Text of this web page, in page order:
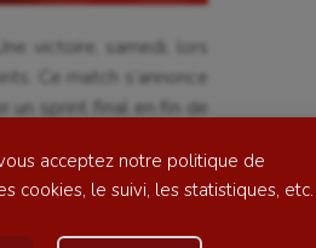
acceptez notre politique de
cookies, le suivi, les statistiques, etc.
Moto
Natation artistique
victoire, samedi, lors
Ce match s’annonce
un sprint final en fin de
– Gazettesports.fr